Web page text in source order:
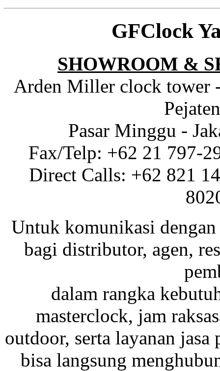
GFClock
SHOWROOM &
Arden Miller clock tower
Pasar Minggu -
Fax/Telp: +62 21 797-
Direct Calls: +62 821
Untuk komunikasi dengan
bagi distributor, agen,
dalam rangka
masterclock, jam
outdoor, serta layanan
bisa langsung